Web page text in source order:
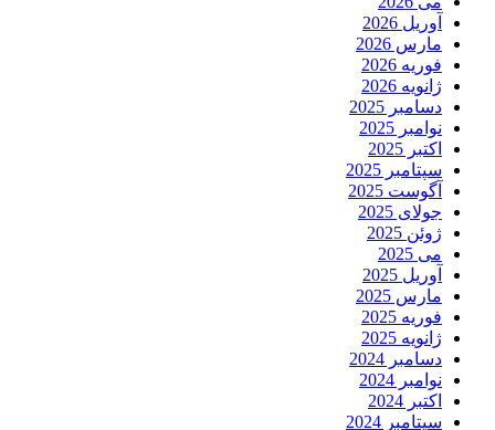
آوریل 2026
مارس 2026
فوریه 2026
ژانویه 2026
دسامبر 2025
نوامبر 2025
اکتبر 2025
سپتامبر 2025
آگوست 2025
جولای 2025
ژوئن 2025
می 2025
آوریل 2025
مارس 2025
فوریه 2025
ژانویه 2025
دسامبر 2024
نوامبر 2024
اکتبر 2024
سپتامبر 2024